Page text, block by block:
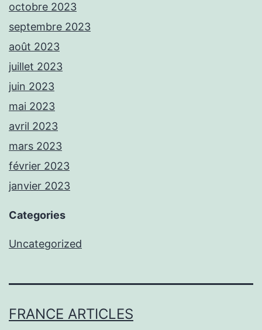
octobre 2023
septembre 2023
août 2023
juillet 2023
juin 2023
mai 2023
avril 2023
mars 2023
février 2023
janvier 2023
Categories
Uncategorized
FRANCE ARTICLES